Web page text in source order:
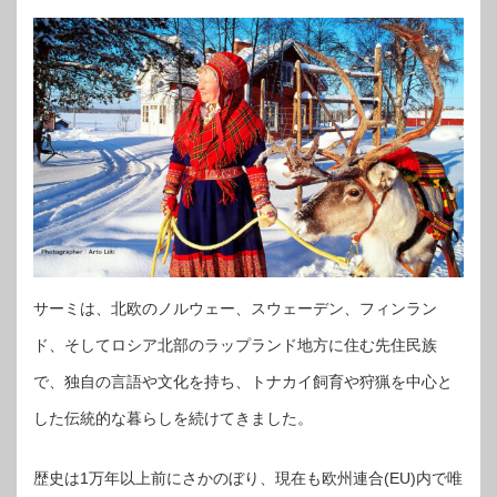
サーミは、北欧のノルウェー、スウェーデン、フィンラン
ド、そしてロシア北部のラップランド地方に住む先住民族
で、独自の言語や文化を持ち、トナカイ飼育や狩猟を中心と
した伝統的な暮らしを続けてきました。
歴史は1万年以上前にさかのぼり、現在も欧州連合(EU)内で唯